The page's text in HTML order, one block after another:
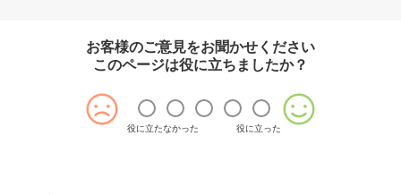
お客様のご意見をお聞かせください
このページは役に立ちましたか？
役に立たなかった 役に立った